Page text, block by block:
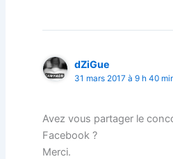
dZiGue
31 mars 2017 à 9 h 40
Avez vous partager le
Facebook ?
Merci.